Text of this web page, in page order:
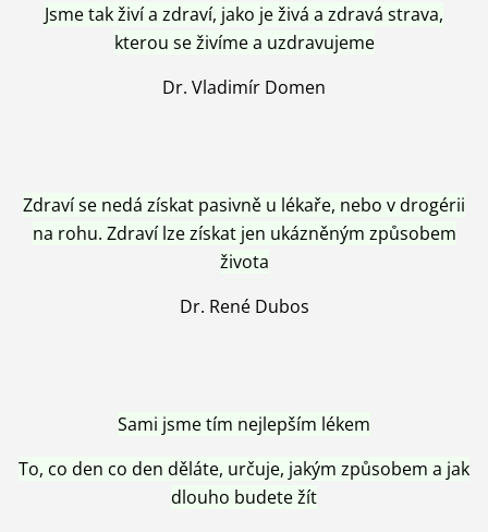
Jsme tak živí a zdraví, jako je živá a zdravá strava,
kterou se živíme a uzdravujeme
Dr. Vladimír Domen
Zdraví se nedá získat pasivně u lékaře, nebo v drogérii
na rohu. Zdraví lze získat jen ukázněným způsobem
života
Dr. René Dubos
Sami jsme tím nejlepším lékem
To, co den co den děláte, určuje, jakým způsobem a jak
dlouho budete žít